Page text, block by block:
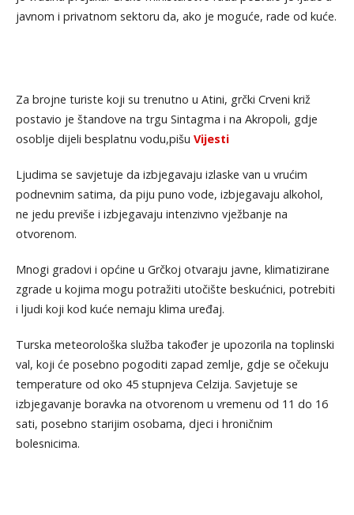
javnom i privatnom sektoru da, ako je moguće, rade od kuće.
Za brojne turiste koji su trenutno u Atini, grčki Crveni križ
postavio je štandove na trgu Sintagma i na Akropoli, gdje
osoblje dijeli besplatnu vodu,pišu Vijesti
Ljudima se savjetuje da izbjegavaju izlaske van u vrućim
podnevnim satima, da piju puno vode, izbjegavaju alkohol,
ne jedu previše i izbjegavaju intenzivno vježbanje na
otvorenom.
Mnogi gradovi i općine u Grčkoj otvaraju javne, klimatizirane
zgrade u kojima mogu potražiti utočište beskućnici, potrebiti
i ljudi koji kod kuće nemaju klima uređaj.
Turska meteorološka služba također je upozorila na toplinski
val, koji će posebno pogoditi zapad zemlje, gdje se očekuju
temperature od oko 45 stupnjeva Celzija. Savjetuje se
izbjegavanje boravka na otvorenom u vremenu od 11 do 16
sati, posebno starijim osobama, djeci i hroničnim
bolesnicima.